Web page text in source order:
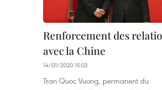
Renforcement des
avec la Chine
14/01/2020 15:03
Tran Quoc Vuong, permanent du